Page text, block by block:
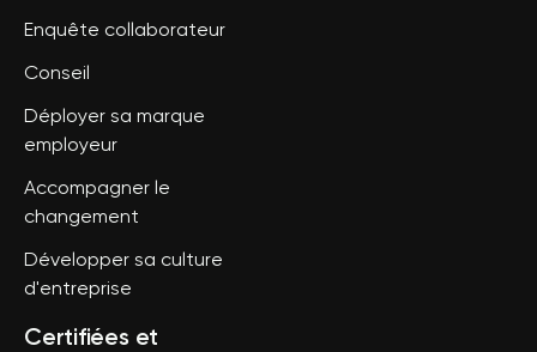
Enquête collaborateur
Conseil
Déployer sa marque
employeur
Accompagner le
changement
Développer sa culture
d'entreprise
Certifiées et